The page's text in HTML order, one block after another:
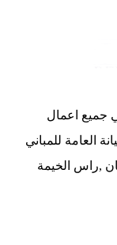
جميع اعمال
العامة للمباني
,راس الخيمة